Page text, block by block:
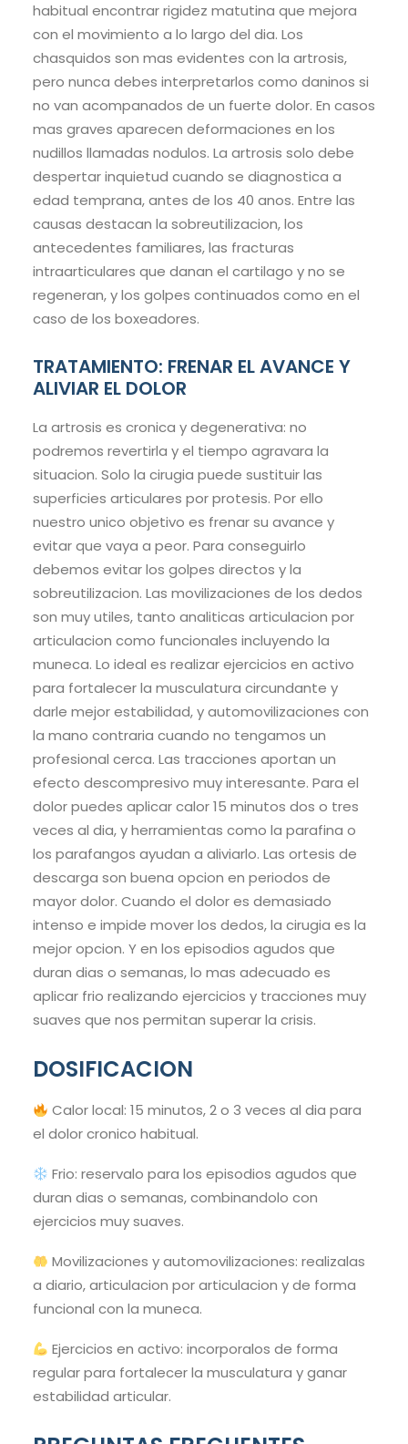
habitual encontrar rigidez matutina que mejora
con el movimiento a lo largo del dia. Los
chasquidos son mas evidentes con la artrosis,
pero nunca debes interpretarlos como daninos si
no van acompanados de un fuerte dolor. En casos
mas graves aparecen deformaciones en los
nudillos llamadas nodulos. La artrosis solo debe
despertar inquietud cuando se diagnostica a
edad temprana, antes de los 40 anos. Entre las
causas destacan la sobreutilizacion, los
antecedentes familiares, las fracturas
intraarticulares que danan el cartilago y no se
regeneran, y los golpes continuados como en el
caso de los boxeadores.
TRATAMIENTO: FRENAR EL AVANCE Y
ALIVIAR EL DOLOR
La artrosis es cronica y degenerativa: no
podremos revertirla y el tiempo agravara la
situacion. Solo la cirugia puede sustituir las
superficies articulares por protesis. Por ello
nuestro unico objetivo es frenar su avance y
evitar que vaya a peor. Para conseguirlo
debemos evitar los golpes directos y la
sobreutilizacion. Las movilizaciones de los dedos
son muy utiles, tanto analiticas articulacion por
articulacion como funcionales incluyendo la
muneca. Lo ideal es realizar ejercicios en activo
para fortalecer la musculatura circundante y
darle mejor estabilidad, y automovilizaciones con
la mano contraria cuando no tengamos un
profesional cerca. Las tracciones aportan un
efecto descompresivo muy interesante. Para el
dolor puedes aplicar calor 15 minutos dos o tres
veces al dia, y herramientas como la parafina o
los parafangos ayudan a aliviarlo. Las ortesis de
descarga son buena opcion en periodos de
mayor dolor. Cuando el dolor es demasiado
intenso e impide mover los dedos, la cirugia es la
mejor opcion. Y en los episodios agudos que
duran dias o semanas, lo mas adecuado es
aplicar frio realizando ejercicios y tracciones muy
suaves que nos permitan superar la crisis.
DOSIFICACION
Calor local: 15 minutos, 2 o 3 veces al dia para
el dolor cronico habitual.
Frio: reservalo para los episodios agudos que
duran dias o semanas, combinandolo con
ejercicios muy suaves.
Movilizaciones y automovilizaciones: realizalas
a diario, articulacion por articulacion y de forma
funcional con la muneca.
Ejercicios en activo: incorporalos de forma
regular para fortalecer la musculatura y ganar
estabilidad articular.